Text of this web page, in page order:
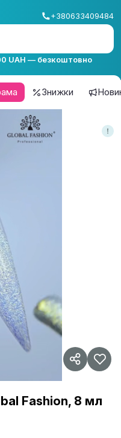
+380633409484
UAH — безкоштовно
Знижки
Fashion, 8 мл